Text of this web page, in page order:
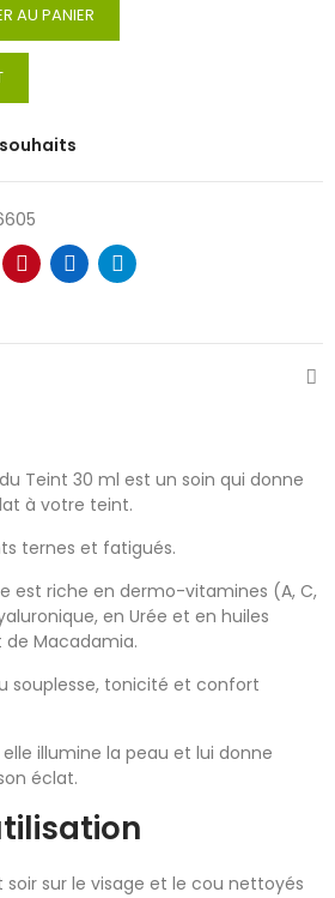
AU PANIER
Teint 30 ml est un soin qui donne
à votre teint.
ternes et fatigués.
est riche en dermo-vitamines (A, C,
en Urée et en huiles
Macadamia.
souplesse, tonicité et confort
illumine la peau et lui donne
éclat.
soir sur le visage et le cou nettoyés